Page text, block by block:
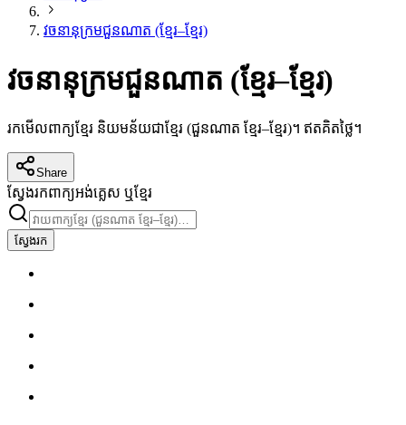
វចនានុក្រមជួនណាត (ខ្មែរ–ខ្មែរ)
វចនានុក្រមជួនណាត (ខ្មែរ–ខ្មែរ)
រកមើលពាក្យខ្មែរ និយមន័យជាខ្មែរ (ជួនណាត ខ្មែរ–ខ្មែរ)។ ឥតគិតថ្លៃ។
Share
ស្វែងរកពាក្យអង់គ្លេស ឬខ្មែរ
ស្វែងរក